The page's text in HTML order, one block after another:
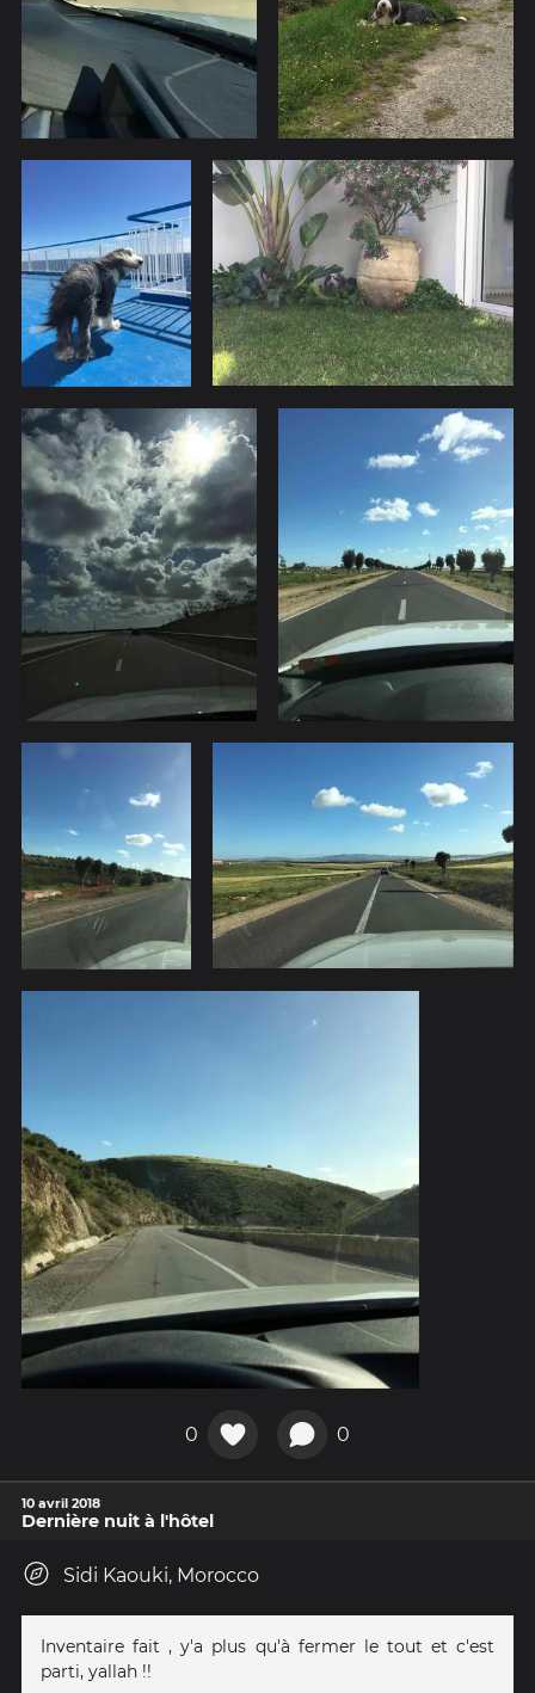
0 0
10 avril 2018
Dernière nuit à l'hôtel
Sidi Kaouki, Morocco
Inventaire fait , y'a plus qu'à fermer le tout et c'est
parti, yallah !!